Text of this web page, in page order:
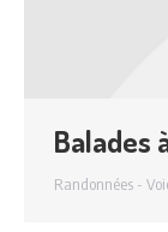
Balades
Randonnées -